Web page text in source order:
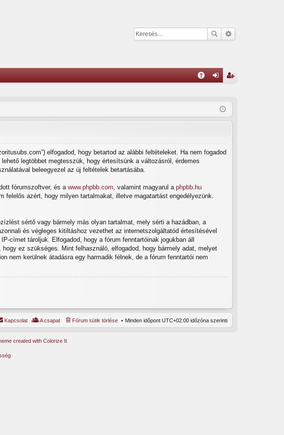
is
elfogadod, hogy betartod az alábbi feltételeket. Ha nem fogadod
legtöbbet megtesszük, hogy értesítsünk a változásról, érdemes
beleegyezel az új feltételek betartásába.
fórumszoftver, és a www.phpbb.com , valamint magyarul a phpbb.hu
azért, hogy milyen tartalmakat, illetve magatartást engedélyezünk.
sértő vagy bármely más olyan tartalmat, mely sérti a hazádban, a
és végleges kitiltáshoz vezethet az internetszolgáltatód értesítésével
címet tároljuk. Elfogadod, hogy a fórum fenntartóinak jogukban áll
ez szükséges. Mint felhasználó, elfogadod, hogy bármely adat, melyet
nem kerülnek átadásra egy harmadik félnek, de a fórum fenntartói nem
Minden időpont UTC+02:00 időzóna szerinti
Fórum sütik törlése
A csapat
Kapcsolat
created with Colorize It.